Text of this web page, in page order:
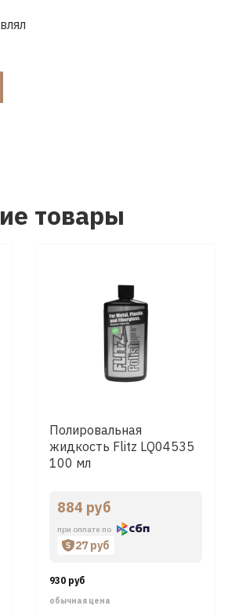
товары
Полировальная
жидкость Flitz LQ04535
100 мл
884 руб
при оплате по
27 руб
930 руб
обычная цена